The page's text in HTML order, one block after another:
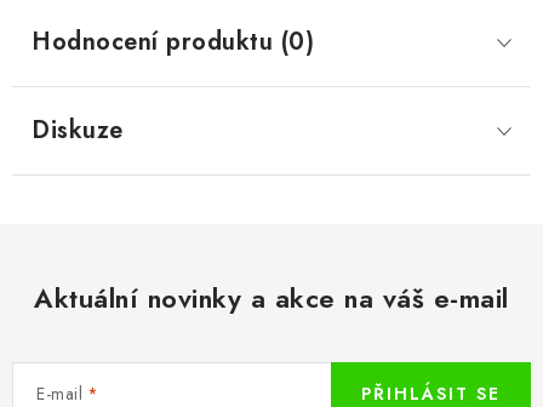
Hodnocení produktu (0)
Diskuze
Aktuální novinky a akce na váš e-mail
E-mail PŘIHLÁSIT SE